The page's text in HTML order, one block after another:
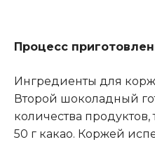
Процесс
Ингредиенты для
Второй шоколадный
количества
50 г какао. Коржей